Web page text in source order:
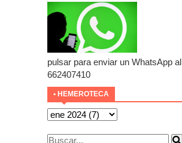
pulsar para enviar un WhatsApp al
662407410
• HEMEROTECA